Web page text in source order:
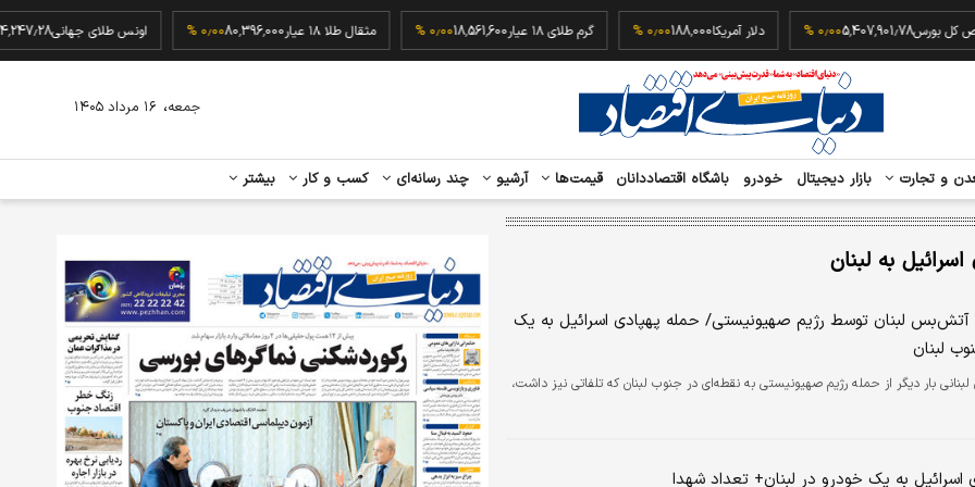
شاخص کل بورس5,407,901.78۰٫۰۰ % دلار آمریکا188,000۰٫۰۰ % گرم طلای ۱۸ عیار 18,561,600۰٫۰۰ % مثقال طلا ۱۸ عیار 80,396,000۰٫۰۰ % اونس طلای جهانی
و تجارت بازار دیجیتال خودرو باشگاه اقتصاددانان قیمت‌ها آرشیو چند رسانه‌ای کسب و کار بیشتر
جمعه، ۱۶ مرداد ۱۴۰۵
به لبنان
لبنان توسط رژیم صهیونیستی/ حمله پهپادی اسرائیل به یک
لبنان
رسانه‌های لبنانی بار دیگر از حمله رژیم صهیونیستی به نقطه‌ای در جنوب لبنان که تلفاتی نیز داشت،‌
اسرائیل به یک خودرو در لبنان+ تعداد شهدا